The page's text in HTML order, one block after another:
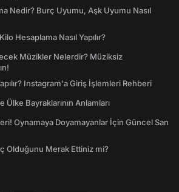
Nedir? Burç Uyumu, Aşk Uyumu Nasıl
Hesaplama Nasıl Yapılır?
Müzikler Nelerdir? Müziksiz
Instagram'a Giriş İşlemleri Rehberi
Ülke Bayraklarının Anlamları
Oynamaya Doyamayanlar İçin Güncel San
Olduğunu Merak Ettiniz mi?